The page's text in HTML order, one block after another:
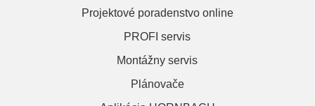
Projektové poradenstvo online
PROFI servis
Montážny servis
Plánovače